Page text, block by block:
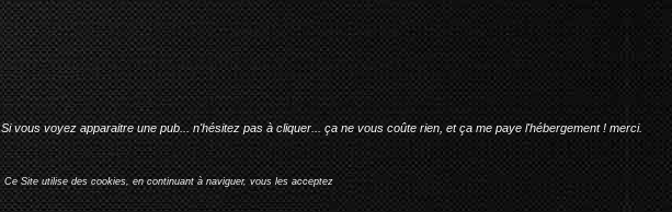
Si vous voyez apparaitre une pub... n'hésitez pas à cliquer... ça ne vous coûte rien, et ça me paye l'hébergement ! merci.
Ce Site utilise des cookies, en continuant à naviguer, vous les acceptez